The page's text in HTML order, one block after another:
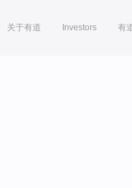
关于有道 Investors 有